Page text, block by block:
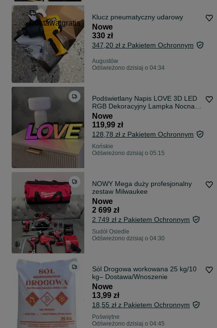
Dostawa gratis
Klucz pneumatyczny udarowy
Nowe
330 zł
347,20 zł z Pakietem Ochronnym
Augustów
Odświeżono dzisiaj o 04:34
Podświetlany Napis LOVE 3D LED
RGB Dekoracyjny Lampka Nocna
Pilot USB
Nowe
119,99 zł
128,78 zł z Pakietem Ochronnym
Końskie
Odświeżono dzisiaj o 05:15
NOWY Mega duży profesjonalny
zestaw Milwaukee
Nowe
2 699 zł
2 749 zł z Pakietem Ochronnym
Sudół Osiedle
Odświeżono dzisiaj o 04:30
Sól Drogowa workowana 25 kg/10
kg– Dostawa/Wnoszenie
Nowe
13,99 zł
18,55 zł z Pakietem Ochronnym
Poświętne
Odświeżono dzisiaj o 04:45